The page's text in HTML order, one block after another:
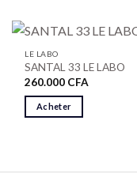
LE LABO
SANTAL 33 LE LABO
260.000 CFA
Acheter